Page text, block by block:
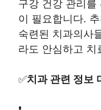
구강 건강 관리를
이 필요합니다.
숙련된 치과의사
라도 안심하고 치
✅치과 관련 정보